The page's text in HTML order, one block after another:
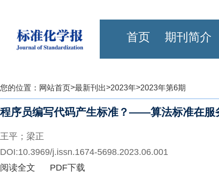
首页 期刊简介
您的位置： 网站首页>最新刊出>2023年>2023年第6期
程序员编写代码产生标准？——算法标准在服
王平；梁正
DOI:10.3969/j.issn.1674-5698.2023.06.001
阅读全文
PDF下载